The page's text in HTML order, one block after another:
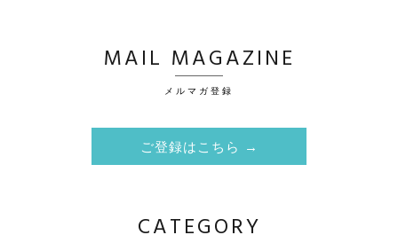
MAIL MAGAZINE
メルマガ登録
ご登録はこちら →
CATEGORY